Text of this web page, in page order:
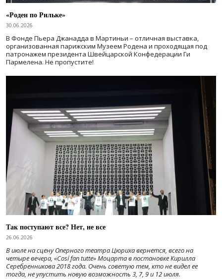
«Роден по Рильке»
30.06.2026
В Фонде Пьера Джанадда в Мартиньи – отличная выставка,
организованная парижским Музеем Родена и проходящая под
патронажем президента Швейцарской Конфедерации Ги
Пармелена. Не пропустите!
Так поступают все? Нет, не все
26.06.2026
В июле на сцену Оперного театра Цюриха вернется, всего на
четыре вечера, «Cosí fan tutte» Моцарта в постановке Кирилла
Серебренникова 2018 года. Очень советую тем, кто не видел ее
тогда, не упустить новую возможность 3, 7, 9 и 12 июля.